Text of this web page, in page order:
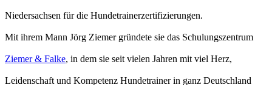
Niedersachsen für die Hundetrainerzertifizierungen.
Mit ihrem Mann Jörg Ziemer gründete sie das Schulungszentrum
Ziemer & Falke, in dem sie seit vielen Jahren mit viel Herz,
Leidenschaft und Kompetenz Hundetrainer in ganz Deutschland